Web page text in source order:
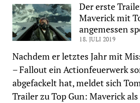
Der erste
Maverick mit
angemessen
18. JULI 2019
Nachdem er letztes Jahr mit
– Fallout ein Actionfeuerwerk
abgefackelt hat, meldet sich
Trailer zu Top Gun: Maverick als